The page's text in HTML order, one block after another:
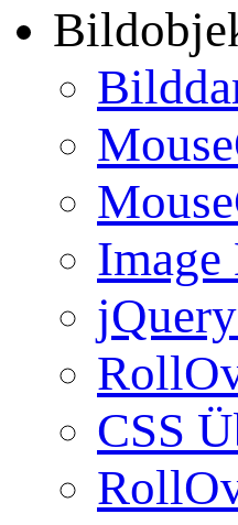
Image
CSS